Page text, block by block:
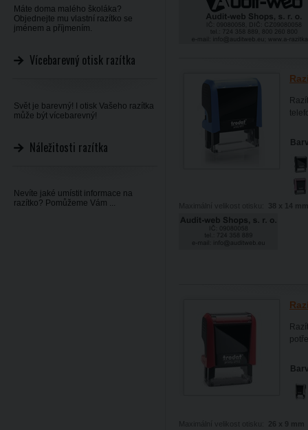
Máte doma malého školáka?
Objednejte mu vlastní razítko se
jménem a příjmením.
Vícebarevný otisk razítka
Svět je barevný! I otisk Vašeho razítka
může být vícebarevný!
Náležitosti razítka
Nevíte jaké umístit informace na
razítko? Pomůžeme Vám ...